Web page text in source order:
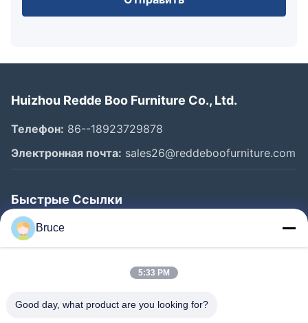
Huizhou Redde Boo Furniture Co., Ltd.
Телефон: 86--18923729878
Электронная почта: sales26@reddeboofurniture.com
Быстрые Ссылки
Главная Страница
Продукция
О Компании
Bruce
5:33 PM
Good day, what product are you looking for?